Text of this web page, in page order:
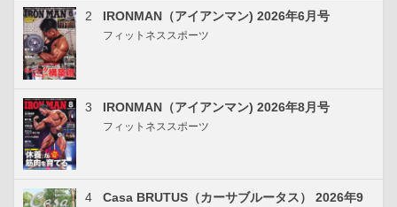
2 IRONMAN（アイアンマン) 2026年6月号
フィットネススポーツ
3 IRONMAN（アイアンマン) 2026年8月号
フィットネススポーツ
4
Casa BRUTUS（カーサブルータス） 2026年9